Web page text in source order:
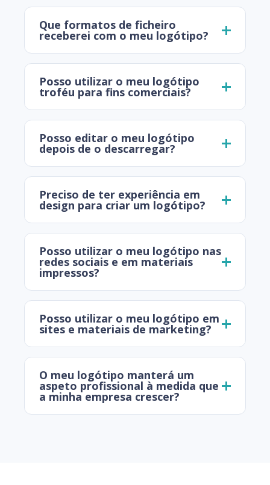
Que formatos de ficheiro
receberei com o meu logótipo?
Posso utilizar o meu logótipo
troféu para fins comerciais?
Posso editar o meu logótipo
depois de o descarregar?
Preciso de ter experiência em
design para criar um logótipo?
Posso utilizar o meu logótipo nas
redes sociais e em materiais
impressos?
Posso utilizar o meu logótipo em
sites e materiais de marketing?
O meu logótipo manterá um
aspeto profissional à medida que
a minha empresa crescer?